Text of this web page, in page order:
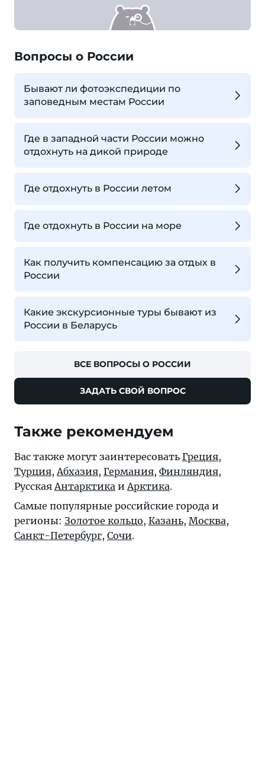
Вопросы о России
Бывают ли фотоэкспедиции по
заповедным местам России
Где в западной части России можно
отдохнуть на дикой природе
Где отдохнуть в России летом
Где отдохнуть в России на море
Как получить компенсацию за отдых в
России
Какие экскурсионные туры бывают из
России в Беларусь
ВСЕ ВОПРОСЫ О РОССИИ
ЗАДАТЬ СВОЙ ВОПРОС
Также рекомендуем
Вас также могут заинтересовать Греция,
Турция, Абхазия, Германия, Финляндия,
Русская Антарктика и Арктика.
Самые популярные российские города и
регионы: Золотое кольцо, Казань, Москва,
Санкт-Петербург, Сочи.